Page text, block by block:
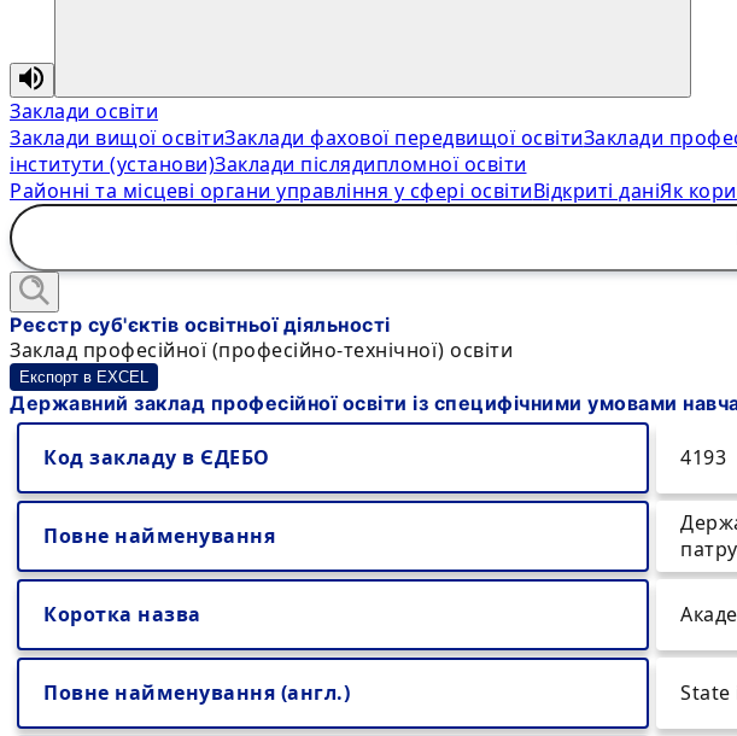
Заклади освіти
Заклади вищої освітиЗаклади фахової передвищої освітиЗаклади
інститути (установи)Заклади післядипломної освіти
Районні та місцеві органи управління у сфері освітиВідкриті даніЯк
Реєстр суб'єктів освітньої діяльності
Заклад професійної (професійно-технічної) освіти
Експорт в EXCEL
Державний заклад професійної освіти із специфічними умовами
Код закладу в ЄДЕБО 4193
Повне найменування
Коротка назва
Повне найменування (англ.)